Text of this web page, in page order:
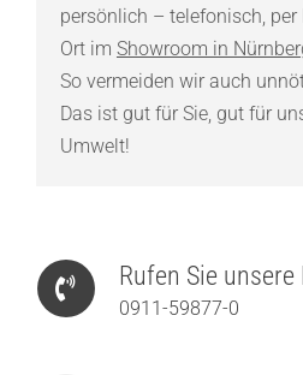
persönlich – telefonisch,
Ort im Showroom in
So vermeiden wir auch
Das ist gut für Sie, gut für
Umwelt!
Rufen Sie unsere
0911-59877-0